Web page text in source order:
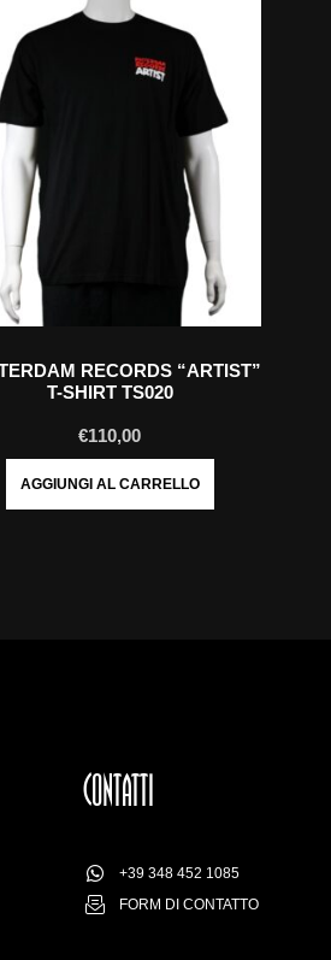
RECORDS “ARTIST”
T-SHIRT TS020
€110,00
AGGIUNGI AL CARRELLO
CONTATTI
+39 348 452 1085
FORM DI CONTATTO